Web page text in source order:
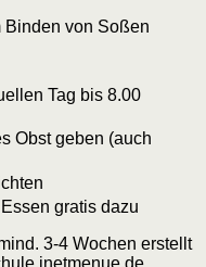
Binden von Soßen
Tag bis 8.00
Obst geben (auch
gratis dazu
3-4 Wochen erstellt